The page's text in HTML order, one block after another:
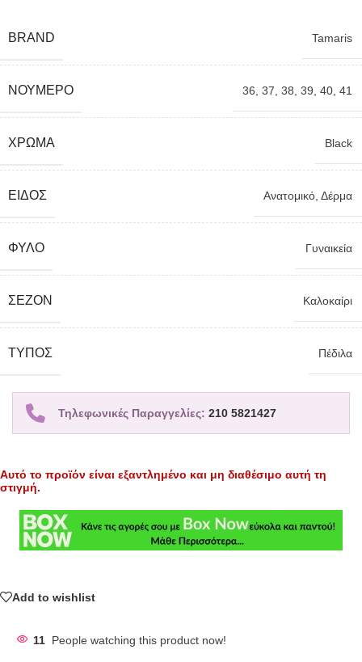
BRAND Tamaris
ΝΟΎΜΕΡΟ 36, 37, 38, 39, 40, 41
ΧΡΏΜΑ Black
ΕΊΔΟΣ Ανατομικό, Δέρμα
ΦΎΛΟ Γυναικεία
ΣΕΖΌΝ Καλοκαίρι
TΎΠΟΣ Πέδιλα
Τηλεφωνικές Παραγγελίες: 210 5821427
Αυτό το προϊόν είναι εξαντλημένο και μη διαθέσιμο αυτή τη
στιγμή.
Add to wishlist
11 People watching this product now!